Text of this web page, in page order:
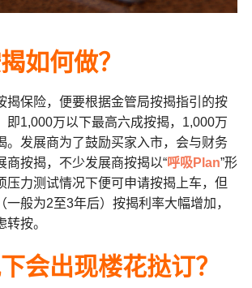
如何做？
揭保险，便要根据金管局按揭指引的按
即1,000万以下最高六成按揭，1,000万
。发展商为了鼓励买家入市，会与财务
商按揭，不少发展商按揭以“呼吸Plan”形
压力测试情况下便可申请按揭上车，但
一般为2至3年后）按揭利率大幅增加，
按。
会出现楼花挞订？